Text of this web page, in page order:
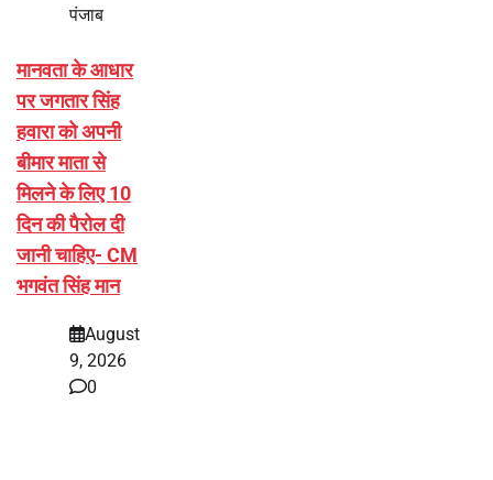
पंजाब
मानवता के आधार
पर जगतार सिंह
हवारा को अपनी
बीमार माता से
मिलने के लिए 10
दिन की पैरोल दी
जानी चाहिए- CM
भगवंत सिंह मान
August
9, 2026
0